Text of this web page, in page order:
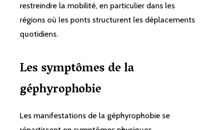
restreindre la mobilité, en particulier dans les
régions où les ponts structurent les déplacements
quotidiens.
Les symptômes de la
géphyrophobie
Les manifestations de la géphyrophobie se